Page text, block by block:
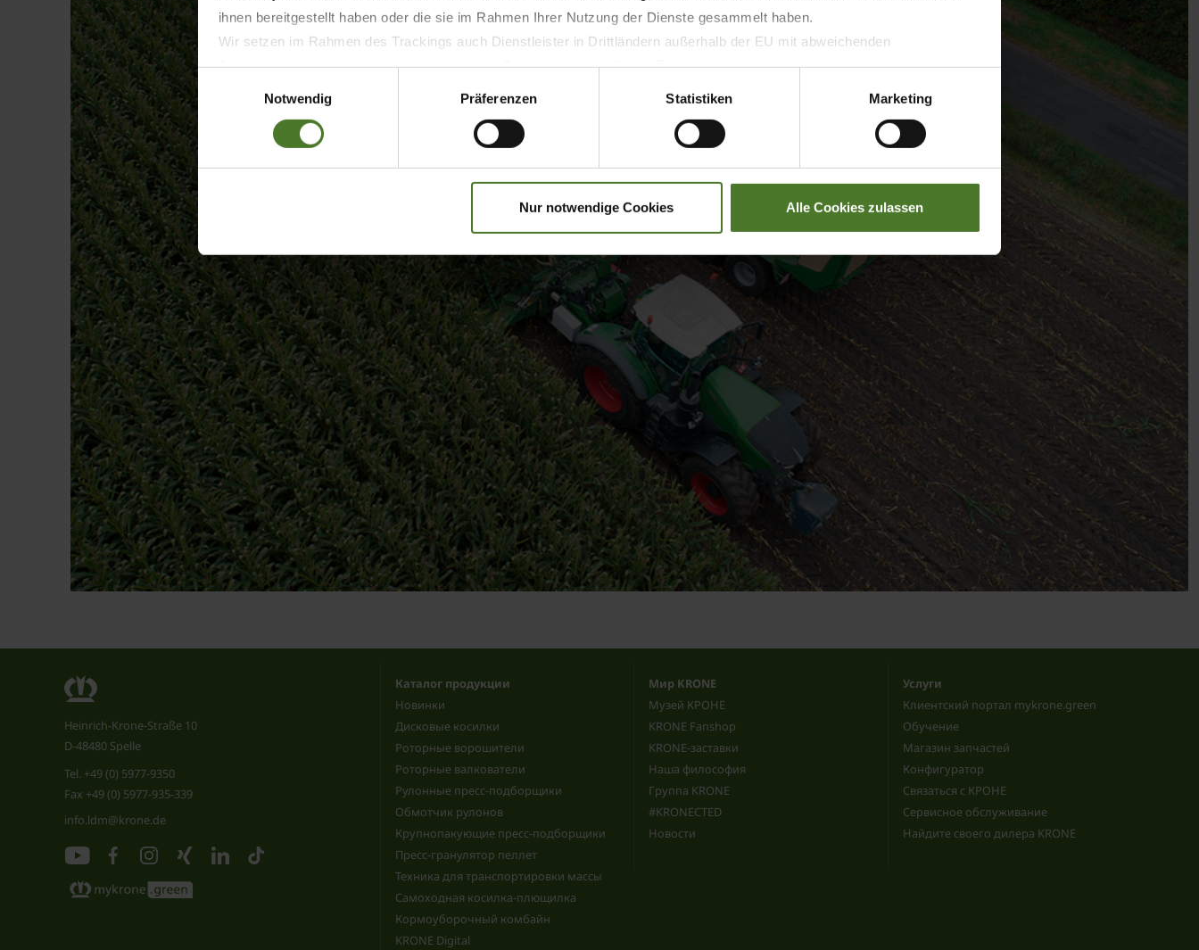
ihnen bereitgestellt haben oder die sie im Rahmen Ihrer Nutzung der Dienste gesammelt haben.
Wir setzen im Rahmen des Trackings auch Dienstleister in Drittländern außerhalb der EU mit abweichenden
Datenschutzbestimmungen ein, wodurch das Risiko von behördlichen Zugriffen bzw. von Kontrollverlust bzgl. übermittelter
Impressum
Einwilligungsauswahl
Notwendig
Präferenzen Statistiken Marketing
Nur notwendige Cookies Alle Cookies zulassen
Heinrich-Krone-Straße 10
D-48480 Spelle
Tel. +49 (0) 5977-9350
Fax +49 (0) 5977-935-339
info.ldm@krone.de
Каталог продукции
Новинки
Дисковые косилки
Роторные ворошители
Роторные валкователи
Рулонные пресс-подборщики
Обмотчик рулонов
Крупнопакующие пресс-подборщики
Пресс-гранулятор пеллет
Техника для транспортировки массы
Самоходная косилка-плющилка
Кормоуборочный комбайн
KRONE Digital
Мир KRONE
Музей КРОНЕ
KRONE Fanshop
KRONE-заставки
Наша философия
Группа KRONE
#KRONECTED
Новости
Услуги
Клиентский портал mykrone.green
Обучение
Магазин запчастей
Конфигуратор
Связаться с КРОНЕ
Сервисное обслуживание
Найдите своего дилера KRONE